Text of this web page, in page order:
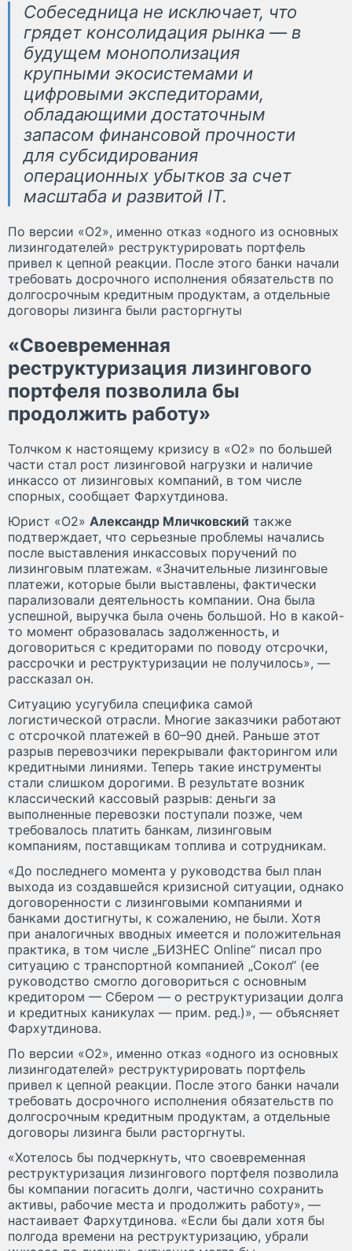
Собеседница не исключает, что
грядет консолидация рынка — в
будущем монополизация
крупными экосистемами и
цифровыми экспедиторами,
обладающими достаточным
запасом финансовой прочности
для субсидирования
операционных убытков за счет
масштаба и развитой IT.
По версии «О2», именно отказ «одного из основных
лизингодателей» реструктурировать портфель
привел к цепной реакции. После этого банки начали
требовать досрочного исполнения обязательств по
долгосрочным кредитным продуктам, а отдельные
договоры лизинга были расторгнуты
«Своевременная
реструктуризация лизингового
портфеля позволила бы
продолжить работу»
Толчком к настоящему кризису в «О2» по большей
части стал рост лизинговой нагрузки и наличие
инкассо от лизинговых компаний, в том числе
спорных, сообщает Фархутдинова.
Юрист «О2» Александр Мличковский также
подтверждает, что серьезные проблемы начались
после выставления инкассовых поручений по
лизинговым платежам. «Значительные лизинговые
платежи, которые были выставлены, фактически
парализовали деятельность компании. Она была
успешной, выручка была очень большой. Но в какой-
то момент образовалась задолженность, и
договориться с кредиторами по поводу отсрочки,
рассрочки и реструктуризации не получилось», —
рассказал он.
Ситуацию усугубила специфика самой
логистической отрасли. Многие заказчики работают
с отсрочкой платежей в 60–90 дней. Раньше этот
разрыв перевозчики перекрывали факторингом или
кредитными линиями. Теперь такие инструменты
стали слишком дорогими. В результате возник
классический кассовый разрыв: деньги за
выполненные перевозки поступали позже, чем
требовалось платить банкам, лизинговым
компаниям, поставщикам топлива и сотрудникам.
«До последнего момента у руководства был план
выхода из создавшейся кризисной ситуации, однако
договоренности с лизинговыми компаниями и
банками достигнуты, к сожалению, не были. Хотя
при аналогичных вводных имеется и положительная
практика, в том числе „БИЗНЕС Online“ писал про
ситуацию с транспортной компанией „Сокол“ (ее
руководство смогло договориться с основным
кредитором — Сбером — о реструктуризации долга
и кредитных каникулах — прим. ред.)», — объясняет
Фархутдинова.
По версии «О2», именно отказ «одного из основных
лизингодателей» реструктурировать портфель
привел к цепной реакции. После этого банки начали
требовать досрочного исполнения обязательств по
долгосрочным кредитным продуктам, а отдельные
договоры лизинга были расторгнуты.
«Хотелось бы подчеркнуть, что своевременная
реструктуризация лизингового портфеля позволила
бы компании погасить долги, частично сохранить
активы, рабочие места и продолжить работу», —
настаивает Фархутдинова. «Если бы дали хотя бы
полгода времени на реструктуризацию, убрали